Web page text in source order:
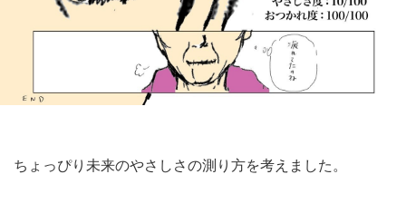
ちょっぴり未来のやさしさの測り方を考えました。